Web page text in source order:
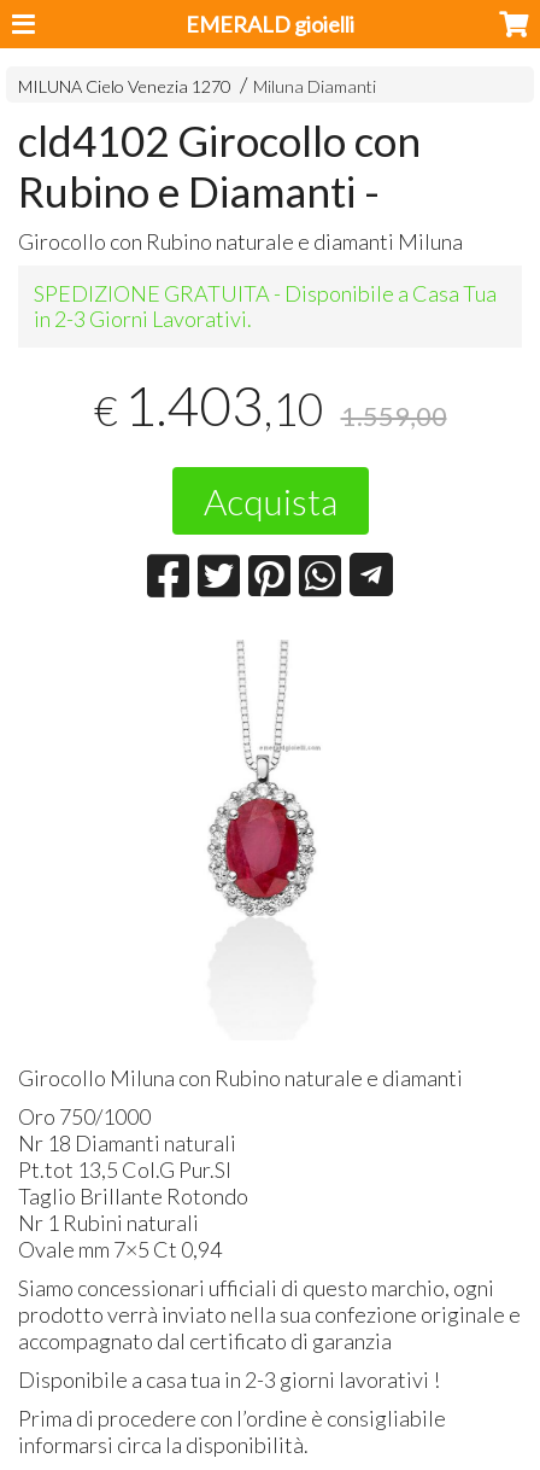
EMERALD gioielli
MILUNA Cielo Venezia 1270 Miluna Diamanti
cld4102 Girocollo con
Rubino e Diamanti -
Girocollo con Rubino naturale e diamanti Miluna
SPEDIZIONE GRATUITA - Disponibile a Casa Tua
in 2-3 Giorni Lavorativi.
€ 1.403,10 1.559,00
Acquista
Girocollo Miluna con Rubino naturale e diamanti
Oro 750/1000
Nr 18 Diamanti naturali
Pt.tot 13,5 Col.G Pur.SI
Taglio Brillante Rotondo
Nr 1 Rubini naturali
Ovale mm 7×5 Ct 0,94
Siamo concessionari ufficiali di questo marchio, ogni
prodotto verrà inviato nella sua confezione originale e
accompagnato dal certificato di garanzia
Disponibile a casa tua in 2-3 giorni lavorativi !
Prima di procedere con l’ordine è consigliabile
informarsi circa la disponibilità.